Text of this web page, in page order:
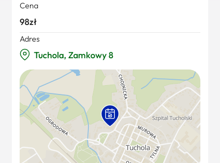
Cena
98zł
Adres
Tuchola, Zamkowy 8